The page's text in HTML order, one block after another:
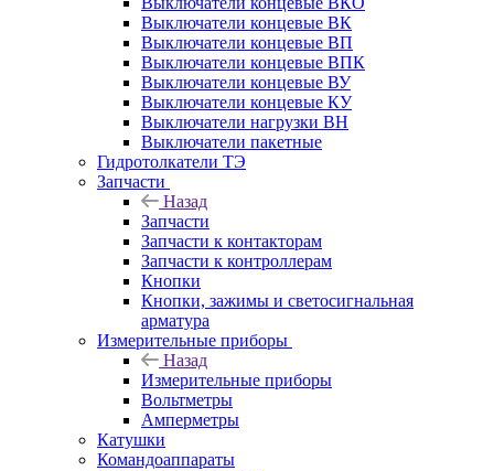
Выключатели концевые ВК
Выключатели концевые ВП
Выключатели концевые ВПК
Выключатели концевые ВУ
Выключатели концевые КУ
Выключатели нагрузки ВН
Выключатели пакетные
Гидротолкатели ТЭ
Запчасти
Назад
Запчасти
Запчасти к контакторам
Запчасти к контроллерам
Кнопки
Кнопки, зажимы и светосигнальная
арматура
Измерительные приборы
Назад
Измерительные приборы
Вольтметры
Амперметры
Катушки
Командоаппараты